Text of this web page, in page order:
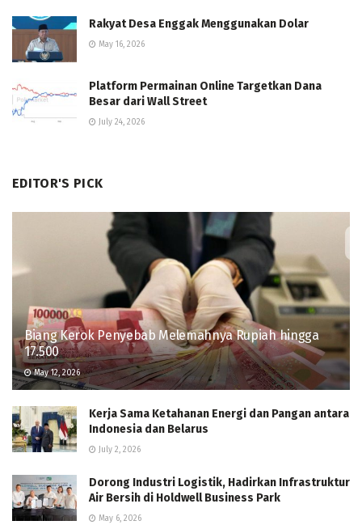
Rakyat Desa Enggak Menggunakan Dolar
May 16, 2026
Platform Permainan Online Targetkan Dana
Besar dari Wall Street
July 24, 2026
EDITOR'S PICK
Biang Kerok Penyebab Melemahnya Rupiah hingga
17.500
May 12, 2026
Kerja Sama Ketahanan Energi dan Pangan antara
Indonesia dan Belarus
July 2, 2026
Dorong Industri Logistik, Hadirkan Infrastruktur
Air Bersih di Holdwell Business Park
May 6, 2026